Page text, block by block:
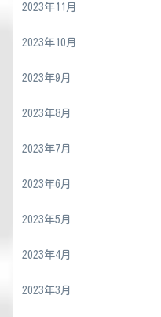
2023年11月
2023年10月
2023年9月
2023年8月
2023年7月
2023年6月
2023年5月
2023年4月
2023年3月